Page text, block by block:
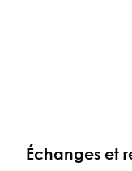
Échanges et